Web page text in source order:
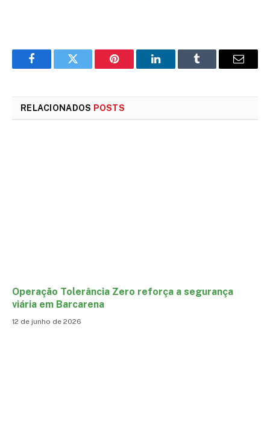
FacebookTwitter Pinterest LinkedInTumblr
E-
RELACIONADOS POSTS
Operação Tolerância Zero reforça a segurança
viária em Barcarena
12 de junho de 2026